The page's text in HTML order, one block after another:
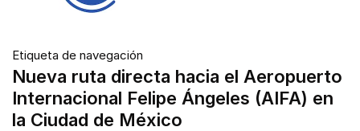
Etiqueta de navegación
Nueva ruta directa hacia el Aeropuerto
Internacional Felipe Ángeles (AIFA) en
la Ciudad de México